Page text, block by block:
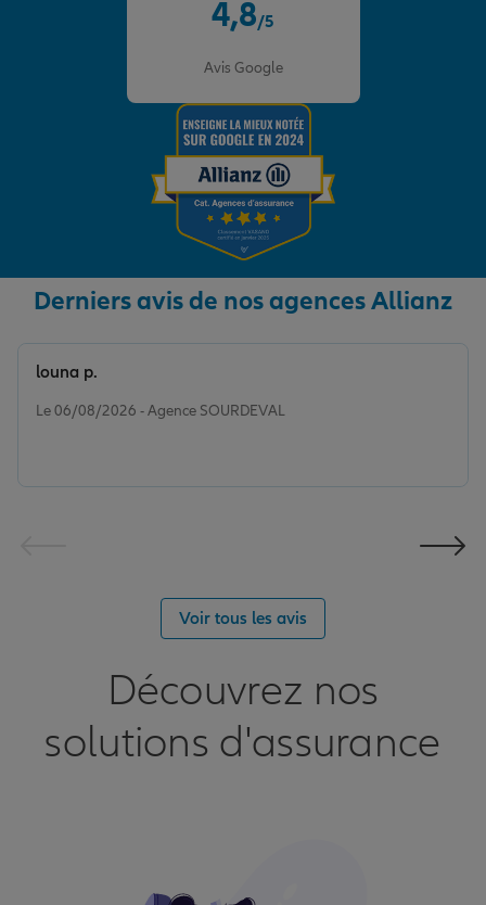
4,8/5
Avis Google
Derniers avis de nos agences Allianz
Le 06/08/2026 - Agence SOURDEVAL
louna p.
Voir tous les avis
Découvrez nos
solutions d'assurance